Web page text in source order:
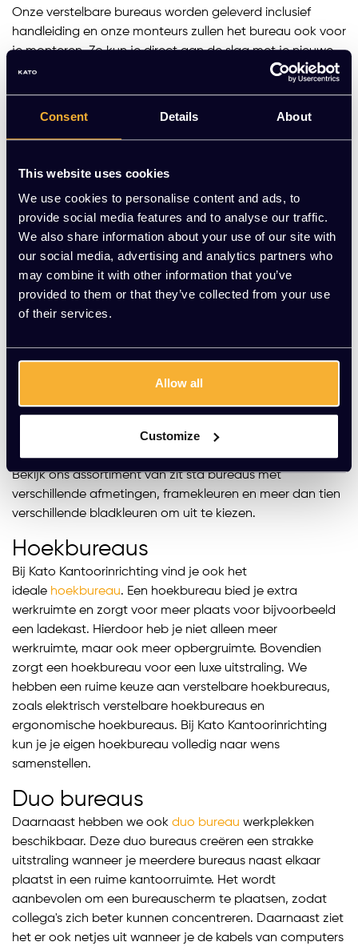
Consent Details About
This website uses cookies
We use cookies to personalise content and ads, to
provide social media features and to analyse our traffic.
We also share information about your use of our site with
our social media, advertising and analytics partners who
may combine it with other information that you’ve
provided to them or that they’ve collected from your use
of their services.
Allow all
Customize
Onze verstelbare bureaus worden geleverd inclusief
handleiding en onze monteurs zullen het bureau ook voor
je monteren. Zo kun je direct aan de slag met je nieuwe
bureau.
Hiermee bespaar je moeite bij het instellen van de juiste
werken. Hetverstelbaar bureau KT Basicheeft zelfs een
geheugenfunctie waarmee je gemakkelijk vooraf
ingestelde hoogtes kunt vinden. Onze elektrisch
verstelbare bureaus zijn meestal zit sta bureaus,
waardoor je kunt afwisselen tussen zittend en staand
werken tijdens lange werkdagen.
Een zit sta bureau is een uitstekend alternatief voor
standaard bureaus. Hiermee kun je eenvoudig en snel
concentratievermogen en verhoogt je productiviteit.
Door deze afwisseling krijgen je hersenen en lichaam
voldoende rust, wat uiteindelijk leidt tot betere prestaties.
Bekijk ons assortiment van zit sta bureaus met
verschillende afmetingen, framekleuren en meer dan tien
verschillende bladkleuren om uit te kiezen.
Hoekbureaus
Bij Kato Kantoorinrichting vind je ook het
ideale hoekbureau. Een hoekbureau bied je extra
werkruimte en zorgt voor meer plaats voor bijvoorbeeld
een ladekast. Hierdoor heb je niet alleen meer
werkruimte, maar ook meer opbergruimte. Bovendien
zorgt een hoekbureau voor een luxe uitstraling. We
hebben een ruime keuze aan verstelbare hoekbureaus,
zoals elektrisch verstelbare hoekbureaus en
ergonomische hoekbureaus. Bij Kato Kantoorinrichting
kun je je eigen hoekbureau volledig naar wens
samenstellen.
Duo bureaus
Daarnaast hebben we ook duo bureau werkplekken
beschikbaar. Deze duo bureaus creëren een strakke
uitstraling wanneer je meerdere bureaus naast elkaar
plaatst in een ruime kantoorruimte. Het wordt
aanbevolen om een bureauscherm te plaatsen, zodat
collega's zich beter kunnen concentreren. Daarnaast ziet
het er ook netjes uit wanneer je de kabels van computers